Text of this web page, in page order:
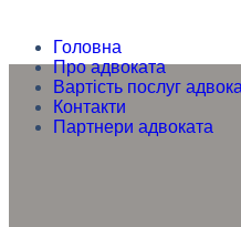
Головна
Про адвоката
Вартість послуг
Контакти
Партнери адвоката